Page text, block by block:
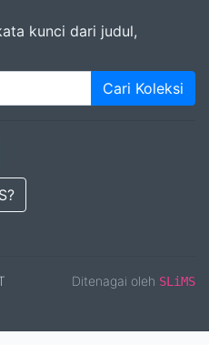
kunci dari judul,
Cari Koleksi
Ditenagai oleh SLiMS